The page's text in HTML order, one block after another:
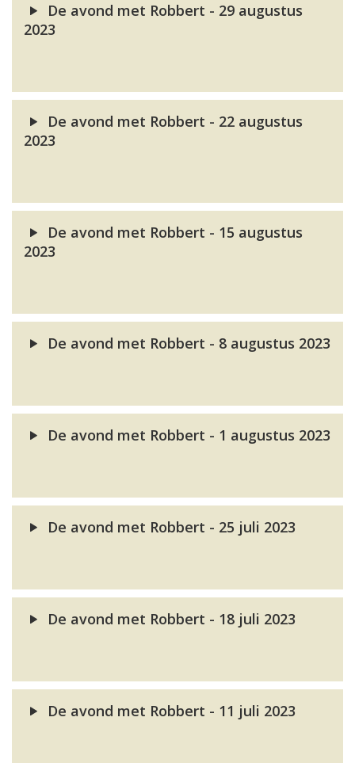
De avond met Robbert - 29 augustus
2023
De avond met Robbert - 22 augustus
2023
De avond met Robbert - 15 augustus
2023
De avond met Robbert - 8 augustus 2023
De avond met Robbert - 1 augustus 2023
De avond met Robbert - 25 juli 2023
De avond met Robbert - 18 juli 2023
De avond met Robbert - 11 juli 2023